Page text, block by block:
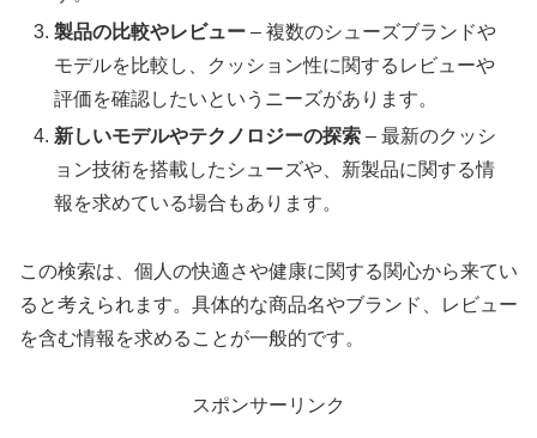
製品の比較やレビュー – 複数のシューズブランドや
モデルを比較し、クッション性に関するレビューや
評価を確認したいというニーズがあります。
新しいモデルやテクノロジーの探索 – 最新のクッシ
ョン技術を搭載したシューズや、新製品に関する情
報を求めている場合もあります。
この検索は、個人の快適さや健康に関する関心から来てい
ると考えられます。具体的な商品名やブランド、レビュー
を含む情報を求めることが一般的です。
スポンサーリンク